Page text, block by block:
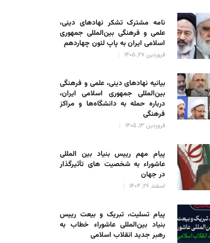
نامه مشترک تشکر نهادهای دینی،
علمی و فرهنگی بین‌المللی جمهوری
اسلامی ایران به پاپ لئون چهاردهم
فروردین 27, 1405
بیانیه نهادهای دینی، علمی و فرهنگی
بین‌المللی جمهوری اسلامی ایران،
درباره حمله به دانشگاه‌ها و مراکز
فرهنگی
فروردین 13, 1405
پیام مهم رییس بنیاد بین المللی
عاشوراء به شخصیت های تأثیرگذار
در جهان
اسفند 26, 1404
پیام تسلیت، تبریک و بیعت رییس
بنیاد بین‌المللی عاشوراء خطاب به
رهبر جدید انقلاب اسلامی